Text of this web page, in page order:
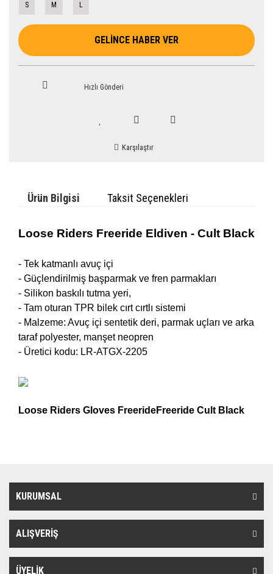
S M L
GELİNCE HABER VER
Hızlı Gönderi
Karşılaştır
Ürün Bilgisi Taksit Seçenekleri
Loose Riders Freeride Eldiven - Cult Black
- Tek katmanlı avuç içi
- Güçlendirilmiş başparmak ve fren parmakları
- Silikon baskılı tutma yeri,
- Tam oturan TPR bilek cırt cırtlı sistemi
- Malzeme: Avuç içi sentetik deri, parmak uçları ve arka
taraf polyester, manşet neopren
- Üretici kodu: LR-ATGX-2205
Loose Riders Gloves FreerideFreeride Cult Black
KURUMSAL
ALIŞVERİŞ
ÜYELİK